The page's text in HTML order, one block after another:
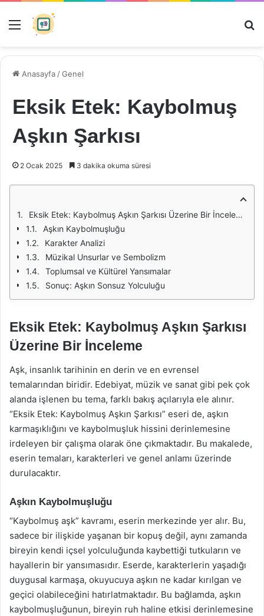
Menü
Anasayfa /Genel
Eksik Etek: Kaybolmuş
Aşkın Şarkısı
2 Ocak 2025 3 dakika okuma süresi
Eksik Etek: Kaybolmuş Aşkın Şarkısı Üzerine Bir İnceleme
Aşkın Kaybolmuşluğu
Karakter Analizi
Müzikal Unsurlar ve Sembolizm
Toplumsal ve Kültürel Yansımalar
Sonuç: Aşkın Sonsuz Yolculuğu
Eksik Etek: Kaybolmuş Aşkın Şarkısı
Üzerine Bir İnceleme
Aşk, insanlık tarihinin en derin ve en evrensel
temalarından biridir. Edebiyat, müzik ve sanat gibi pek çok
alanda işlenen bu tema, farklı bakış açılarıyla ele alınır.
“Eksik Etek: Kaybolmuş Aşkın Şarkısı” eseri de, aşkın
karmaşıklığını ve kaybolmuşluk hissini derinlemesine
irdeleyen bir çalışma olarak öne çıkmaktadır. Bu makalede,
eserin temaları, karakterleri ve genel anlamı üzerinde
durulacaktır.
Aşkın Kaybolmuşluğu
“Kaybolmuş aşk” kavramı, eserin merkezinde yer alır. Bu,
sadece bir ilişkide yaşanan bir kopuş değil, aynı zamanda
bireyin kendi içsel yolculuğunda kaybettiği tutkuların ve
hayallerin bir yansımasıdır. Eserde, karakterlerin yaşadığı
duygusal karmaşa, okuyucuya aşkın ne kadar kırılgan ve
geçici olabileceğini hatırlatmaktadır. Bu bağlamda, aşkın
kaybolmuşluğunun, bireyin ruh haline etkisi derinlemesine